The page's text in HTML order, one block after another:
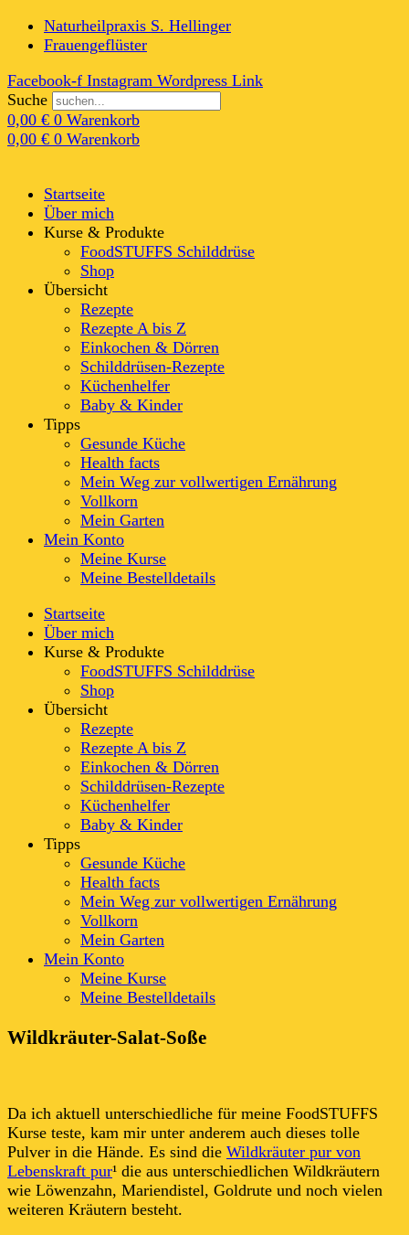
Naturheilpraxis S. Hellinger
Frauengeflüster
Facebook-f Instagram Wordpress Link
Suche
0,00 € 0 Warenkorb
0,00 € 0 Warenkorb
Startseite
Über mich
Kurse & Produkte
FoodSTUFFS Schilddrüse
Shop
Übersicht
Rezepte
Rezepte A bis Z
Einkochen & Dörren
Schilddrüsen-Rezepte
Küchenhelfer
Baby & Kinder
Tipps
Gesunde Küche
Health facts
Mein Weg zur vollwertigen Ernährung
Vollkorn
Mein Garten
Mein Konto
Meine Kurse
Meine Bestelldetails
Startseite
Über mich
Kurse & Produkte
FoodSTUFFS Schilddrüse
Shop
Übersicht
Rezepte
Rezepte A bis Z
Einkochen & Dörren
Schilddrüsen-Rezepte
Küchenhelfer
Baby & Kinder
Tipps
Gesunde Küche
Health facts
Mein Weg zur vollwertigen Ernährung
Vollkorn
Mein Garten
Mein Konto
Meine Kurse
Meine Bestelldetails
Wildkräuter-Salat-Soße
Da ich aktuell unterschiedliche für meine FoodSTUFFS
Kurse teste, kam mir unter anderem auch dieses tolle
Pulver in die Hände. Es sind die Wildkräuter pur von
Lebenskraft pur¹ die aus unterschiedlichen Wildkräutern
wie Löwenzahn, Mariendistel, Goldrute und noch vielen
weiteren Kräutern besteht.